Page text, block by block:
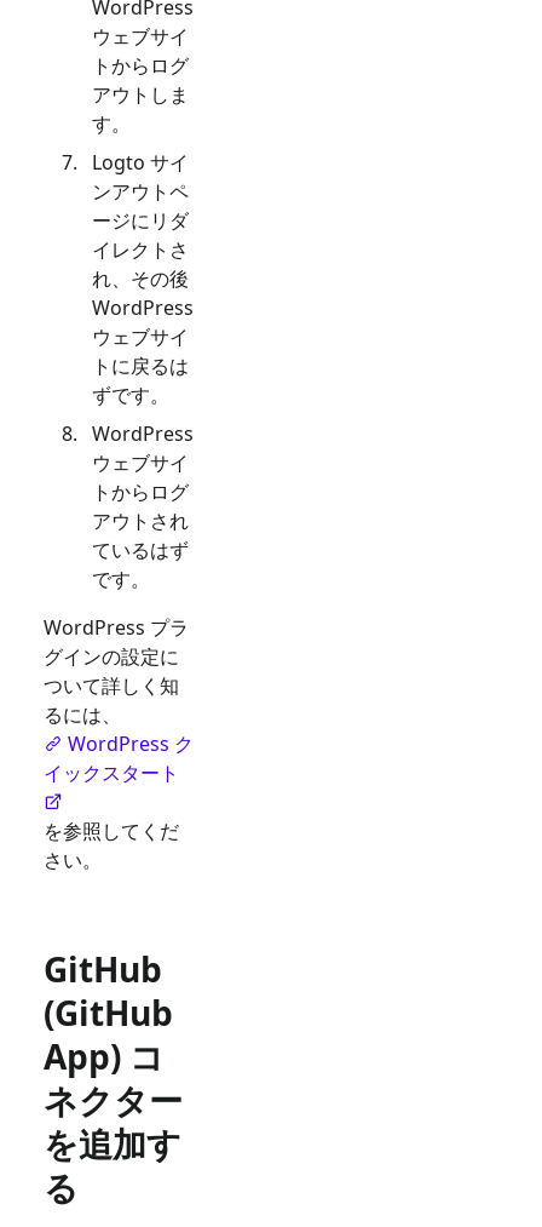
WordPress
ウェブサイ
トからログ
アウトしま
す。
Logto サイ
ンアウトペ
ージにリダ
イレクトさ
れ、その後
WordPress
ウェブサイ
トに戻るは
ずです。
WordPress
ウェブサイ
トからログ
アウトされ
ているはず
です。
WordPress プラ
グインの設定に
ついて詳しく知
るには、
WordPress ク
イックスタート
を参照してくだ
さい。
GitHub
(GitHub
App) コ
ネクター
を追加す
る